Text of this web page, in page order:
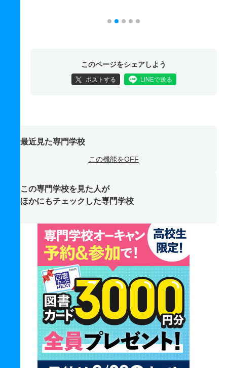
このページをシェアしよう
ポストする LINEで送る
最近見た専門学校
この機能をOFF
この専門学校を見た人が
ほかにもチェックした専門学校